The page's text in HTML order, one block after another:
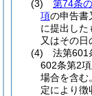
(3)
第74条
項の申告書
に提出し
又はその
(4)
法第601
602条第2
場合を含む
定により